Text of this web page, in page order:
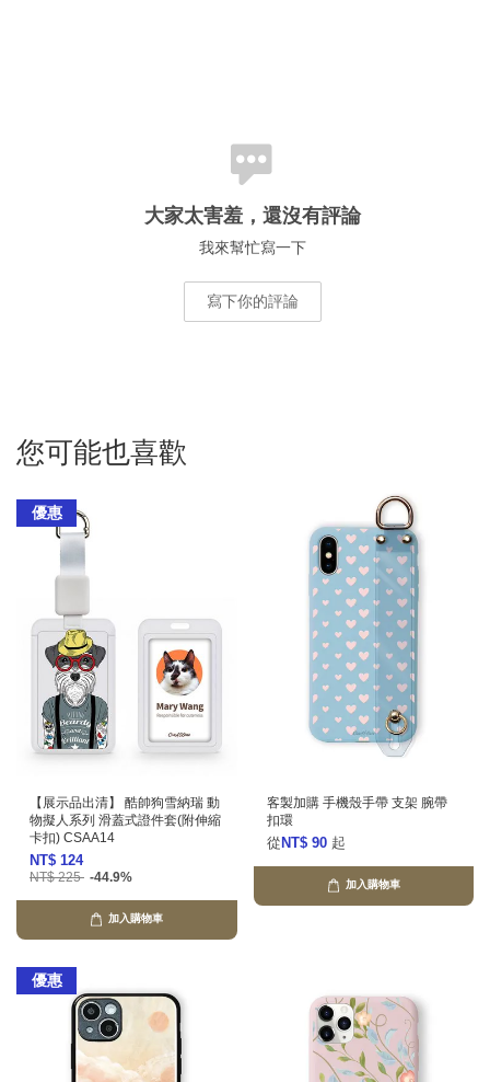
大家太害羞，還沒有評論
我來幫忙寫一下
寫下你的評論
您可能也喜歡
優惠
【展示品出清】 酷帥狗雪納瑞 動
物擬人系列 滑蓋式證件套(附伸縮
卡扣) CSAA14
NT$ 124
NT$ 225 -44.9%
加入購物車
客製加購 手機殼手帶 支架 腕帶
扣環
從 NT$ 90 起
加入購物車
優惠